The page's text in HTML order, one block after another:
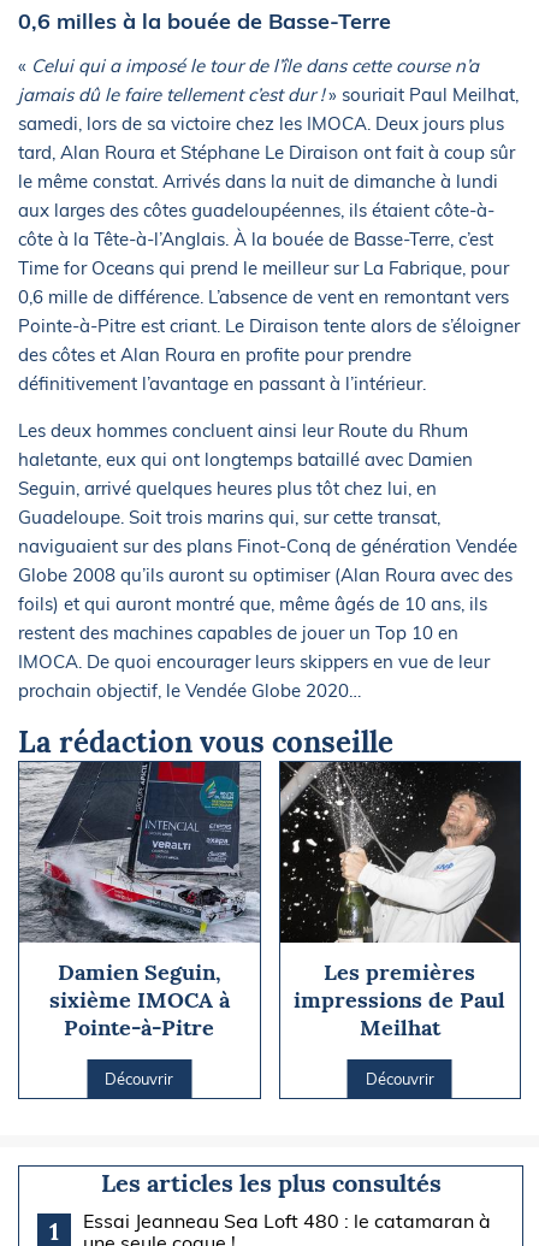
0,6 milles à la bouée de Basse-Terre
« Celui qui a imposé le tour de l’île dans cette course n’a
jamais dû le faire tellement c’est dur !» souriait Paul Meilhat,
samedi, lors de sa victoire chez les IMOCA. Deux jours plus
tard, Alan Roura et Stéphane Le Diraison ont fait à coup sûr
le même constat. Arrivés dans la nuit de dimanche à lundi
aux larges des côtes guadeloupéennes, ils étaient côte-à-
côte à la Tête-à-l’Anglais. À la bouée de Basse-Terre, c’est
Time for Oceans qui prend le meilleur sur La Fabrique, pour
0,6 mille de différence. L’absence de vent en remontant vers
Pointe-à-Pitre est criant. Le Diraison tente alors de s’éloigner
des côtes et Alan Roura en profite pour prendre
définitivement l’avantage en passant à l’intérieur.
Les deux hommes concluent ainsi leur Route du Rhum
haletante, eux qui ont longtemps bataillé avec Damien
Seguin, arrivé quelques heures plus tôt chez lui, en
Guadeloupe. Soit trois marins qui, sur cette transat,
naviguaient sur des plans Finot-Conq de génération Vendée
Globe 2008 qu’ils auront su optimiser (Alan Roura avec des
foils) et qui auront montré que, même âgés de 10 ans, ils
restent des machines capables de jouer un Top 10 en
IMOCA. De quoi encourager leurs skippers en vue de leur
prochain objectif, le Vendée Globe 2020…
La rédaction vous conseille
Damien Seguin,
sixième IMOCA à
Pointe-à-Pitre
Découvrir
Les premières
impressions de Paul
Meilhat
Découvrir
Les articles les plus consultés
1
Essai Jeanneau Sea Loft 480 : le catamaran à